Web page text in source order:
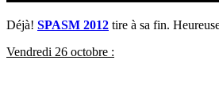
Déjà! SPASM 2012 tire à sa fin.
Vendredi 26 octobre :